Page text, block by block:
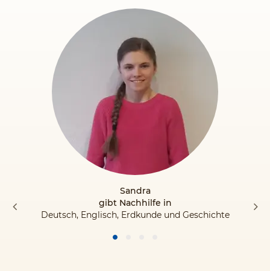
Sandra
gibt Nachhilfe in
Deutsch, Englisch, Erdkunde und Geschichte